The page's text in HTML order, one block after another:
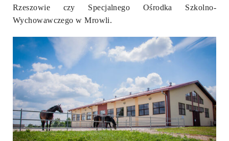
Rzeszowie czy Specjalnego Ośrodka Szkolno-
Wychowawczego w Mrowli.